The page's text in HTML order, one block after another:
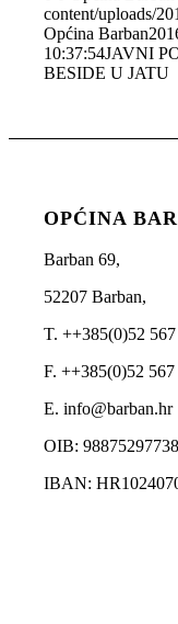
content/uploads/
Općina Barban
10:37:54JAVNI
BESIDE U JATU
OPĆINA
Barban 69,
52207 Barban,
T. ++385(0)52
F. ++385(0)52
E. info@barban.hr
OIB: 98875297738
IBAN: